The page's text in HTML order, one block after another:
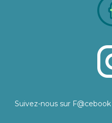
Suivez-nous sur F@cebook